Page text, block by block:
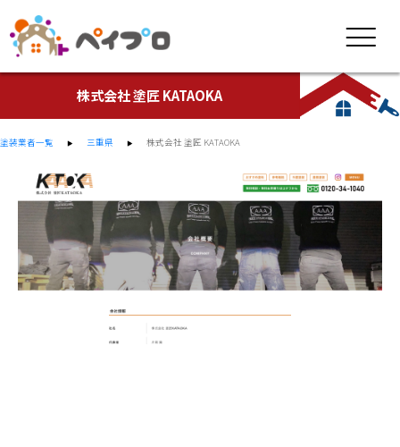
株式会社 塗匠 KATAOKA
塗装業者一覧 三重県 株式会社 塗匠 KATAOKA